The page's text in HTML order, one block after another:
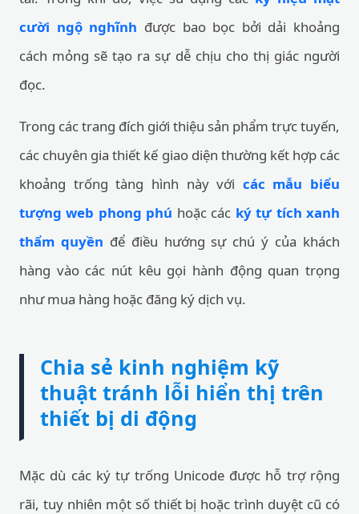
cười ngộ nghĩnh được bao bọc bởi dải khoảng
cách mỏng sẽ tạo ra sự dễ chịu cho thị giác người
đọc.
Trong các trang đích giới thiệu sản phẩm trực tuyến,
các chuyên gia thiết kế giao diện thường kết hợp các
khoảng trống tàng hình này với các mẫu biểu
tượng web phong phú hoặc các ký tự tích xanh
thẩm quyền để điều hướng sự chú ý của khách
hàng vào các nút kêu gọi hành động quan trọng
như mua hàng hoặc đăng ký dịch vụ.
Chia sẻ kinh nghiệm kỹ
thuật tránh lỗi hiển thị trên
thiết bị di động
Mặc dù các ký tự trống Unicode được hỗ trợ rộng
rãi, tuy nhiên một số thiết bị hoặc trình duyệt cũ có